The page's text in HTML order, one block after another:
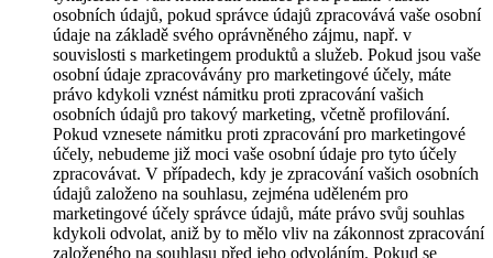
osobních údajů, pokud správce údajů zpracovává vaše osobní
údaje na základě svého oprávněného zájmu, např. v
souvislosti s marketingem produktů a služeb. Pokud jsou vaše
osobní údaje zpracovávány pro marketingové účely, máte
právo kdykoli vznést námitku proti zpracování vašich
osobních údajů pro takový marketing, včetně profilování.
Pokud vznesete námitku proti zpracování pro marketingové
účely, nebudeme již moci vaše osobní údaje pro tyto účely
zpracovávat. V případech, kdy je zpracování vašich osobních
údajů založeno na souhlasu, zejména uděleném pro
marketingové účely správce údajů, máte právo svůj souhlas
kdykoli odvolat, aniž by to mělo vliv na zákonnost zpracování
založeného na souhlasu před jeho odvoláním. Pokud se